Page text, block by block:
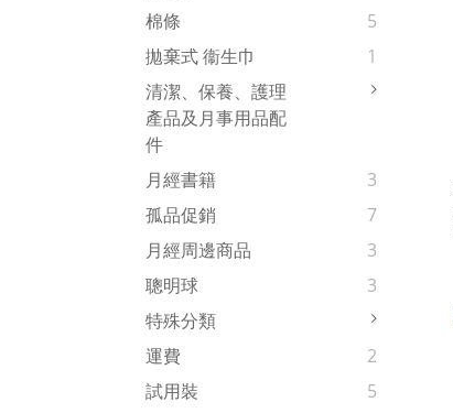
棉條
5
拋棄式 衞生巾
1
清潔、保養、護理
產品及月事用品配
件
月經書籍
3
孤品促銷
7
月經周邊商品
3
聰明球
3
特殊分類
運費
2
試用裝
5